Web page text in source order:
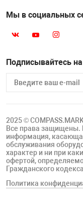
Мы в социальных
Подписывайтесь
2025 ©
Все права защищены.
информация,
обслуживания
характер и ни при
офертой,
Гражданского
Политика